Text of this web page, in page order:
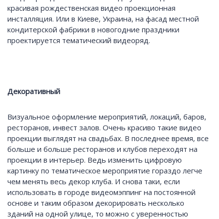
красивая рождественская видео проекционная
инсталляция. Или в Киеве, Украина, на фасад местной
кондитерской фабрики в новогодние праздники
проектируется тематический видеоряд.
Декоративный
Визуальное оформление мероприятий, локаций, баров,
ресторанов, инвест залов. Очень красиво такие видео
проекции выглядят на свадьбах. В последнее время, все
больше и больше ресторанов и клубов переходят на
проекции в интерьер. Ведь изменить цифровую
картинку по тематическое мероприятие гораздо легче
чем менять весь декор клуба. И снова таки, если
использовать в городе видеомэппинг на постоянной
основе и таким образом декорировать несколько
зданий на одной улице, то можно с уверенностью